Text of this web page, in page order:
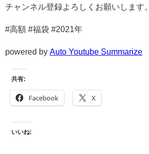
チャンネル登録よろしくお願いします。
#高額 #福袋 #2021年
powered by Auto Youtube Summarize
共有:
Facebook X
いいね: